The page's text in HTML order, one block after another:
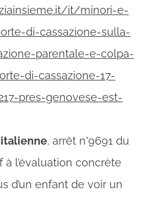
it/minori-e-
di-cassazione-sulla-
parentale-e-colpa-
di-cassazione-17-
pres-genovese-est-
italienne, arrêt n°9691 du
à l’évaluation concrète
d’un enfant de voir un